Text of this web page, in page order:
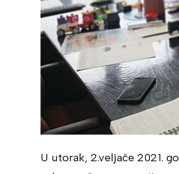
U utorak, 2.veljače 2021.